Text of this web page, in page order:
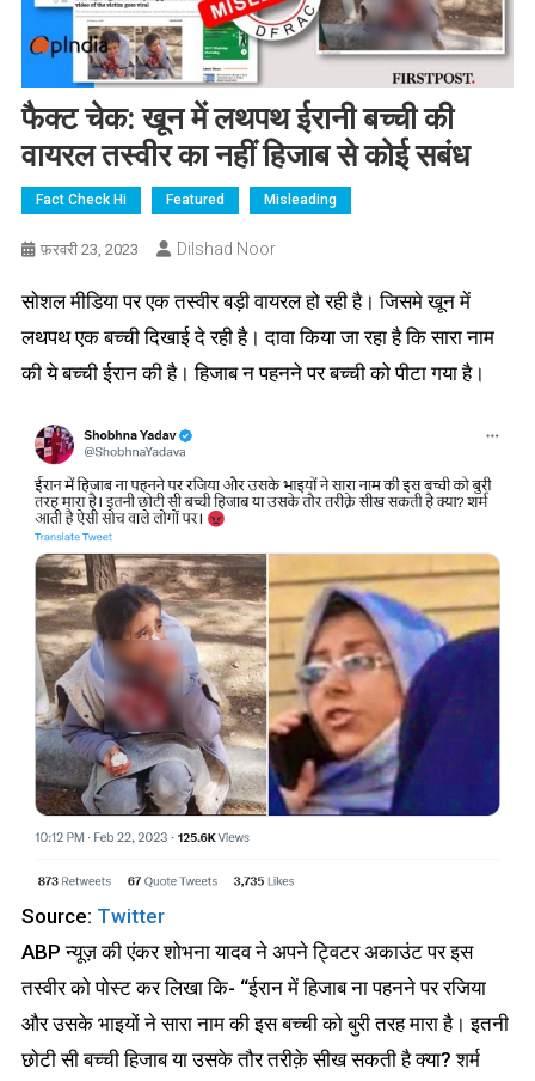
फैक्ट चेक: खून में लथपथ ईरानी बच्ची की
वायरल तस्वीर का नहीं हिजाब से कोई सबंध
Fact Check Hi Featured Misleading
फ़रवरी 23, 2023 Dilshad Noor
सोशल मीडिया पर एक तस्वीर बड़ी वायरल हो रही है। जिसमे खून में
लथपथ एक बच्ची दिखाई दे रही है। दावा किया जा रहा है कि सारा नाम
की ये बच्ची ईरान की है। हिजाब न पहनने पर बच्ची को पीटा गया है।
Source: Twitter
ABP न्यूज़ की एंकर शोभना यादव ने अपने ट्विटर अकाउंट पर इस
तस्वीर को पोस्ट कर लिखा कि- “ईरान में हिजाब ना पहनने पर रजिया
और उसके भाइयों ने सारा नाम की इस बच्ची को बुरी तरह मारा है। इतनी
छोटी सी बच्ची हिजाब या उसके तौर तरीक़े सीख सकती है क्या? शर्म